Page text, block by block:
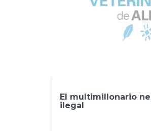
El multimillonario
ilegal